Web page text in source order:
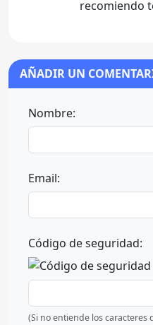
recomiendo
AÑADIR UN
Nombre:
Email:
Código de seguridad:
(Si no entiende los caracteres